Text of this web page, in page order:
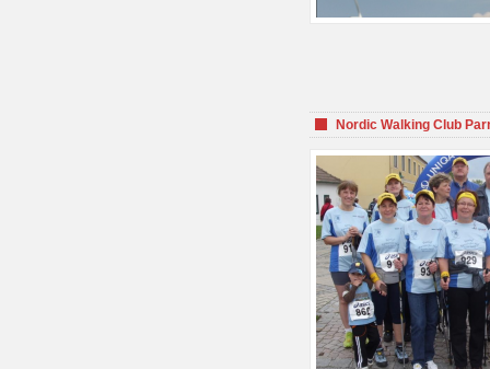
Nordic Walking Club